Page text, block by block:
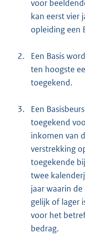
voor
kan eerst vier
opleiding een
2.
Een Basis
ten hoogste
toegekend.
3.
Een
toegekend
inkomen van
verstrekking
toegekende
twee
jaar waarin
gelijk of lager
voor het
bedrag.